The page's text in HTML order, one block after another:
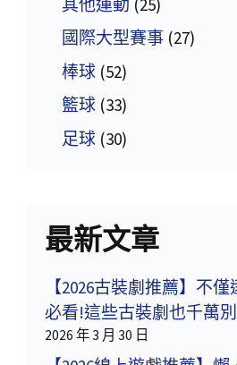
國際大型賽事 (27)
棒球 (52)
籃球 (33)
足球 (30)
最新文章
【2026古裝劇推薦】不
必看!這些古裝劇也千萬
2026 年 3 月 30 日